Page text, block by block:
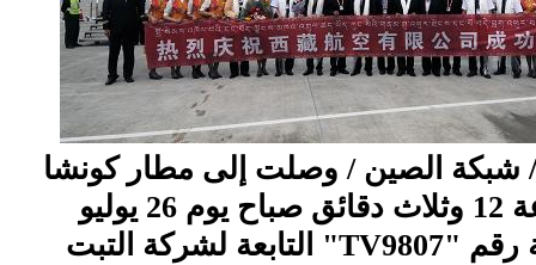
يوليو 2011 / شبكة الصين / وصلت إلى مطار كونشا
بآلي في الساعة 12 وثلاث دقائق صباح يوم 26 يوليو
الجاري، الرحلة رقم "TV9807" التابعة لشركة التبت